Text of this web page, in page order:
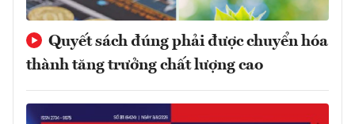
Quyết sách đúng phải được chuyển hóa
thành tăng trưởng chất lượng cao